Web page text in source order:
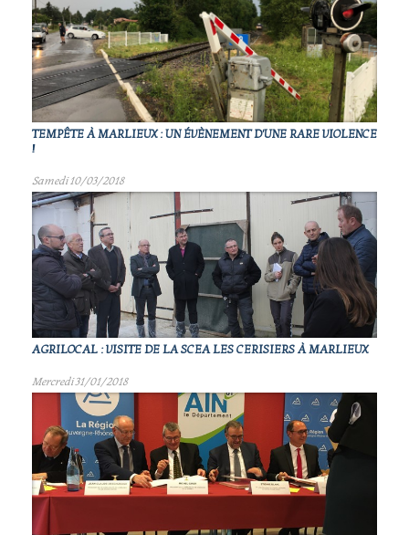
TEMPÊTE À MARLIEUX : UN ÉVÈNEMENT D'UNE RARE VIOLENCE
!
Samedi 10/03/2018
AGRILOCAL : VISITE DE LA SCEA LES CERISIERS À MARLIEUX
Mercredi 31/01/2018